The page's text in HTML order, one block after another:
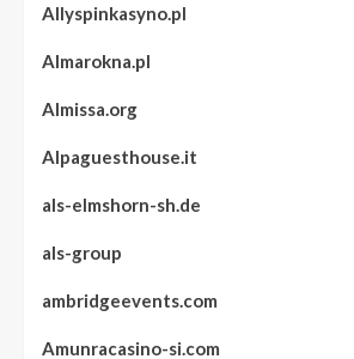
Allyspinkasyno.pl
Almarokna.pl
Almissa.org
Alpaguesthouse.it
als-elmshorn-sh.de
als-group
ambridgeevents.com
Amunracasino-si.com